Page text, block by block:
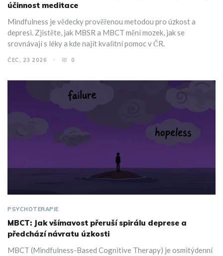
účinnost meditace
Mindfulness je vědecky prověřenou metodou pro úzkost a
depresi. Zjistěte, jak MBSR a MBCT mění mozek, jak se
srovnávají s léky a kde najít kvalitní pomoc v ČR.
ČEC, 23 2026 0
PSYCHOTERAPIE
MBCT: Jak všímavost přeruší spirálu deprese a
předchází návratu úzkosti
MBCT (Mindfulness-Based Cognitive Therapy) je osmitýdenní